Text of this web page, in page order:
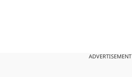
ADVERTISEMENT